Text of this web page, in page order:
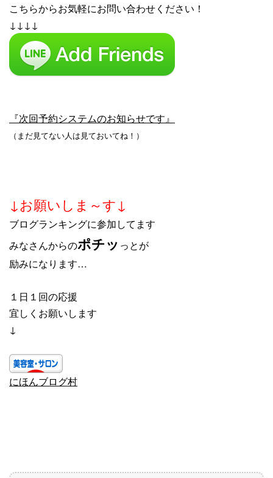
こちらからお気軽にお問い合わせください！
↓↓↓↓
『次回予約システムのお知らせです』
（まだ見てない人は見ておいてね！）
↓お願いしま～す↓
ブログランキングに参加してます
みなさんからのポチッ っとが
励みになります…
１日１回の応援
宜しくお願いします
↓
にほんブログ村